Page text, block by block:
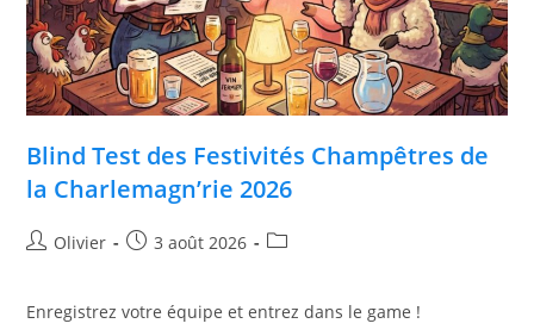
Blind Test des Festivités Champêtres de
la Charlemagn’rie 2026
Olivier 3 août 2026
Enregistrez votre équipe et entrez dans le game !